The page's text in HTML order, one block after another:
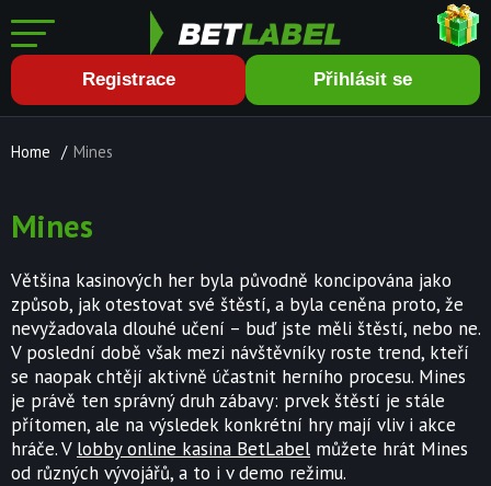
Registrace Přihlásit se
Home / Mines
Mines
Většina kasinových her byla původně koncipována jako
způsob, jak otestovat své štěstí, a byla ceněna proto, že
nevyžadovala dlouhé učení – buď jste měli štěstí, nebo ne.
V poslední době však mezi návštěvníky roste trend, kteří
se naopak chtějí aktivně účastnit herního procesu. Mines
je právě ten správný druh zábavy: prvek štěstí je stále
přítomen, ale na výsledek konkrétní hry mají vliv i akce
hráče. V lobby online kasina BetLabel můžete hrát Mines
od různých vývojářů, a to i v demo režimu.